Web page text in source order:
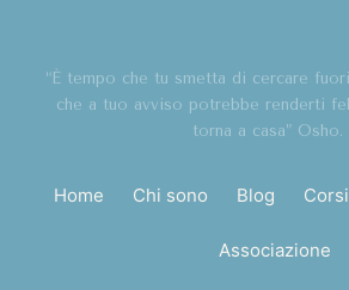
“È tempo che tu smetta di cercare
che a tuo avviso potrebbe renderti
torna a casa” Osho.
Home Chi sono Blog Corsi
Associazione